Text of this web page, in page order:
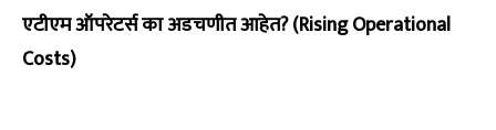
एटीएम ऑपरेटर्स का अडचणीत आहेत? (Rising Operational
Costs)